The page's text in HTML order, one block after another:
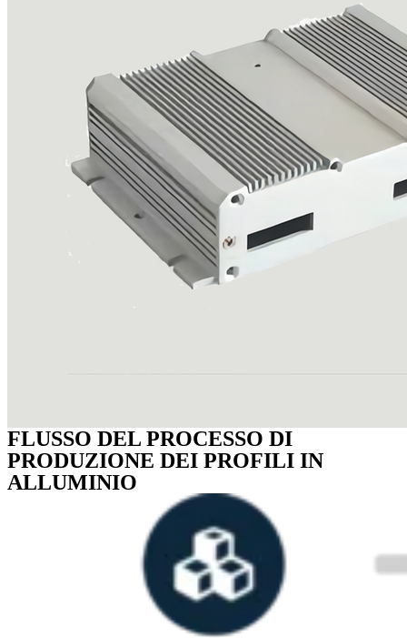
FLUSSO DEL PROCESSO DI
PRODUZIONE DEI PROFILI IN
ALLUMINIO